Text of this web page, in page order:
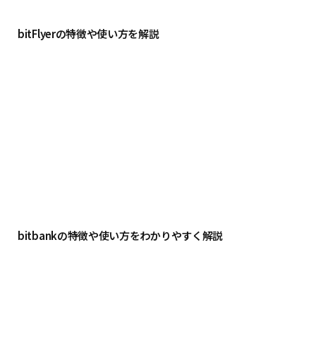
bitFlyerの特徴や使い方を解説
bitbankの特徴や使い方をわかりやすく解説